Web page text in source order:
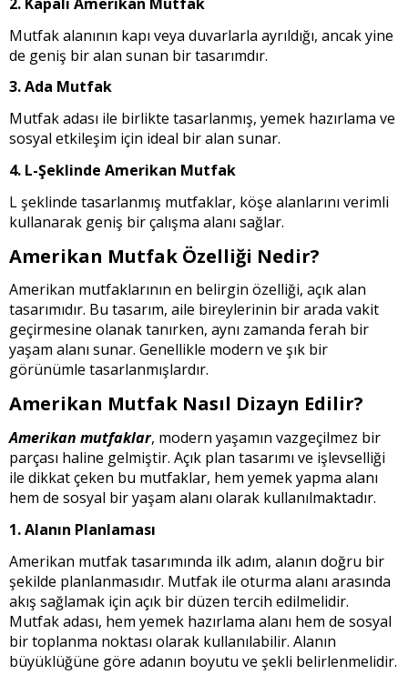
Mutfak alanının kapı veya duvarlarla ayrıldığı, ancak yine
de geniş bir alan sunan bir tasarımdır.
3. Ada Mutfak
Mutfak adası ile birlikte tasarlanmış, yemek hazırlama ve
sosyal etkileşim için ideal bir alan sunar.
4. L-Şeklinde Amerikan Mutfak
L şeklinde tasarlanmış mutfaklar, köşe alanlarını verimli
kullanarak geniş bir çalışma alanı sağlar.
Amerikan Mutfak Özelliği Nedir?
Amerikan mutfaklarının en belirgin özelliği, açık alan
tasarımıdır. Bu tasarım, aile bireylerinin bir arada vakit
geçirmesine olanak tanırken, aynı zamanda ferah bir
yaşam alanı sunar. Genellikle modern ve şık bir
görünümle tasarlanmışlardır.
Amerikan Mutfak Nasıl Dizayn Edilir?
Amerikan mutfaklar, modern yaşamın vazgeçilmez bir
parçası haline gelmiştir. Açık plan tasarımı ve işlevselliği
ile dikkat çeken bu mutfaklar, hem yemek yapma alanı
hem de sosyal bir yaşam alanı olarak kullanılmaktadır.
1. Alanın Planlaması
Amerikan mutfak tasarımında ilk adım, alanın doğru bir
şekilde planlanmasıdır. Mutfak ile oturma alanı arasında
akış sağlamak için açık bir düzen tercih edilmelidir.
Mutfak adası, hem yemek hazırlama alanı hem de sosyal
bir toplanma noktası olarak kullanılabilir. Alanın
büyüklüğüne göre adanın boyutu ve şekli belirlenmelidir.